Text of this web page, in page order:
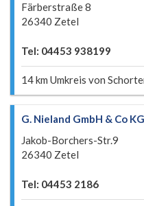
Färberstraße 8
26340 Zetel
Tel: 04453 938199
14 km Umkreis von
G. Nieland GmbH & Co KG
Jakob-Borchers-Str.9
26340 Zetel
Tel: 04453 2186